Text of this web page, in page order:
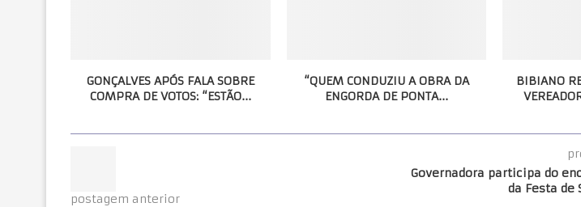
GONÇALVES APÓS FALA SOBRE
COMPRA DE VOTOS: “ESTÃO...
“QUEM CONDUZIU A OBRA DA
ENGORDA DE PONTA...
BIBIANO
postagem anterior
Governadora participa do
da Festa de